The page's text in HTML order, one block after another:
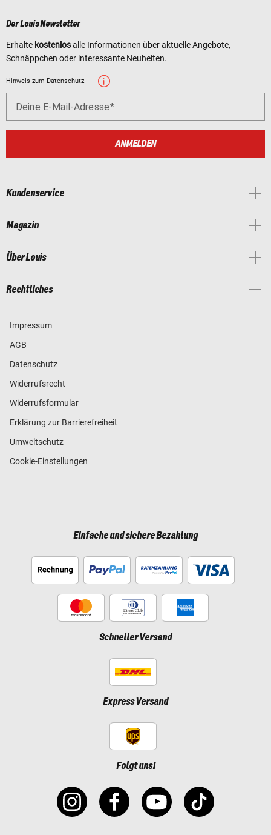
Der Louis Newsletter
Erhalte kostenlosalle Informationen über aktuelle Angebote,
Schnäppchen oder interessante Neuheiten.
Hinweis zum Datenschutz
Deine E-Mail-Adresse
ANMELDEN
Kundenservice
Magazin
Über Louis
Rechtliches
Impressum
AGB
Datenschutz
Widerrufsrecht
Widerrufsformular
Erklärung zur Barrierefreiheit
Umweltschutz
Cookie-Einstellungen
Einfache und sichere Bezahlung
Schneller Versand
Express Versand
Folgt uns!